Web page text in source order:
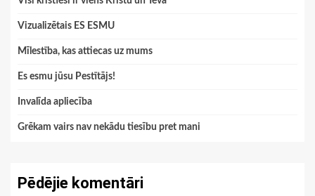
Vizualizētais ES ESMU
Mīlestība, kas attiecas uz mums
Es esmu jūsu Pestītājs!
Invalīda apliecība
Grēkam vairs nav nekādu tiesību pret mani
Pēdējie komentāri